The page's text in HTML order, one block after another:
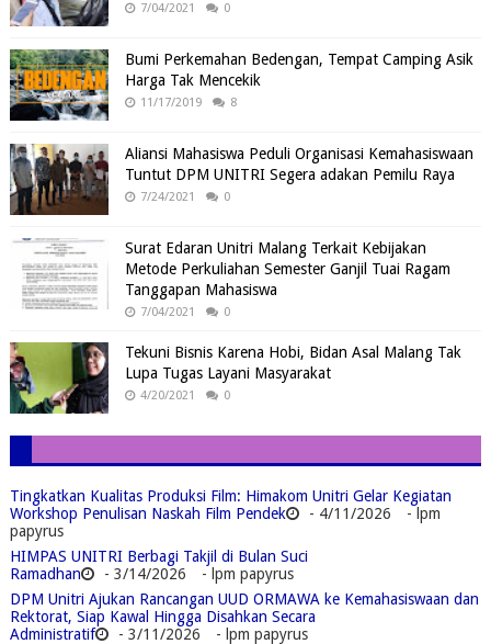
7/04/2021 0
Bumi Perkemahan Bedengan, Tempat Camping Asik
Harga Tak Mencekik
11/17/2019 8
Aliansi Mahasiswa Peduli Organisasi Kemahasiswaan
Tuntut DPM UNITRI Segera adakan Pemilu Raya
7/24/2021 0
Surat Edaran Unitri Malang Terkait Kebijakan
Metode Perkuliahan Semester Ganjil Tuai Ragam
Tanggapan Mahasiswa
7/04/2021 0
Tekuni Bisnis Karena Hobi, Bidan Asal Malang Tak
Lupa Tugas Layani Masyarakat
4/20/2021 0
Tingkatkan Kualitas Produksi Film: Himakom Unitri Gelar Kegiatan
Workshop Penulisan Naskah Film Pendek
- 4/11/2026
- lpm
papyrus
HIMPAS UNITRI Berbagi Takjil di Bulan Suci
Ramadhan
- 3/14/2026
- lpm papyrus
DPM Unitri Ajukan Rancangan UUD ORMAWA ke Kemahasiswaan dan
Rektorat, Siap Kawal Hingga Disahkan Secara
Administratif
- 3/11/2026
- lpm papyrus